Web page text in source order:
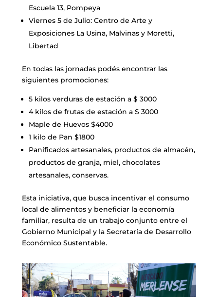
Escuela 13, Pompeya
Viernes 5 de Julio: Centro de Arte y
Exposiciones La Usina, Malvinas y Moretti,
Libertad
En todas las jornadas podés encontrar las
siguientes promociones:
5 kilos verduras de estación a $ 3000
4 kilos de frutas de estación a $ 3000
Maple de Huevos $4000
1 kilo de Pan $1800
Panificados artesanales, productos de almacén,
productos de granja, miel, chocolates
artesanales, conservas.
Esta iniciativa, que busca incentivar el consumo
local de alimentos y beneficiar la economía
familiar, resulta de un trabajo conjunto entre el
Gobierno Municipal y la Secretaría de Desarrollo
Económico Sustentable.